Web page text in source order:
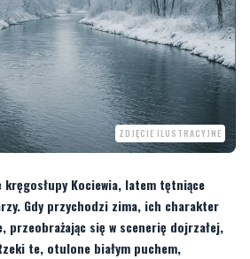
ZDJĘCIE ILUSTRACYJNE
kręgosłupy Kociewia, latem tętniące
Gdy przychodzi zima, ich charakter
przeobrażając się w scenerię dojrzałej,
te, otulone białym puchem,